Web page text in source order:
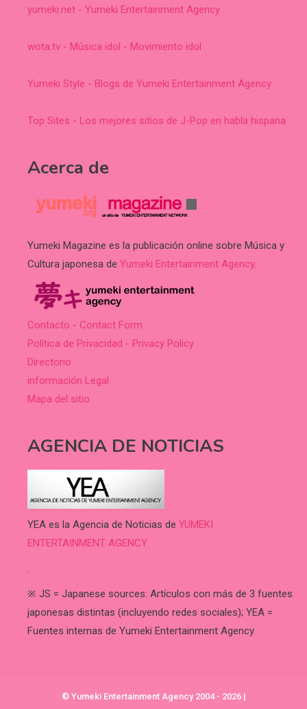
yumeki.net - Yumeki Entertainment Agency
wota.tv - Música idol - Movimiento idol
Yumeki Style - Blogs de Yumeki Entertainment Agency
Top Sites - Los mejores sitios de J-Pop en habla hispana
Acerca de
Yumeki Magazine es la publicación online sobre Música y
Cultura japonesa de Yumeki Entertainment Agency.
Contacto - Contact Form
Política de Privacidad - Privacy Policy
Directorio
información Legal
Mapa del sitio
AGENCIA DE NOTICIAS
YEA es la Agencia de Noticias de YUMEKI
ENTERTAINMENT AGENCY.
.
※ JS = Japanese sources: Artículos con más de 3 fuentes
japonesas distintas (incluyendo redes sociales); YEA =
Fuentes internas de Yumeki Entertainment Agency.
© Yumeki Entertainment Agency 2004 - 2026 |